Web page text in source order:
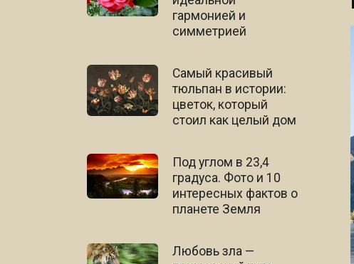
гармонией и
симметрией
Самый красивый
тюльпан в истории:
цветок, который
стоил как целый дом
Под углом в 23,4
градуса. Фото и 10
интересных фактов о
планете Земля
Любовь зла —